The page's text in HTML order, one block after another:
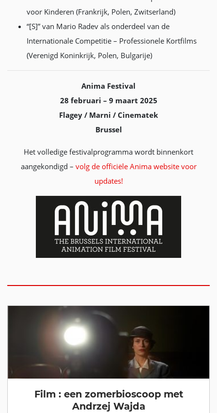
voor Kinderen (Frankrijk, Polen, Zwitserland)
“[S]” van Mario Radev als onderdeel van de
Internationale Competitie – Professionele Kortfilms
(Verenigd Koninkrijk, Polen, Bulgarije)
Anima Festival
28 februari – 9 maart 2025
Flagey / Marni / Cinematek
Brussel
Het volledige festivalprogramma wordt binnenkort
aangekondigd – volg de officiële Anima website voor
updates!
Film : een zomerbioscoop met
Andrzej Wajda